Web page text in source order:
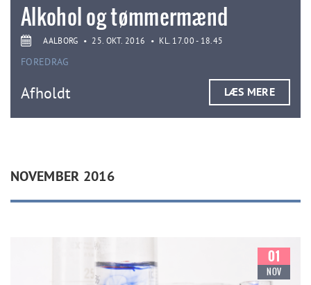
Alkohol og tømmermænd
AALBORG • 25. OKT. 2016 • KL. 17.00 - 18.45
FOREDRAG
Afholdt LÆS MERE
NOVEMBER 2016
01
NOV